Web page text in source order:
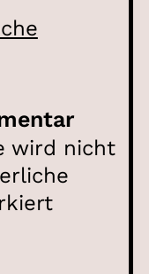
wird nicht